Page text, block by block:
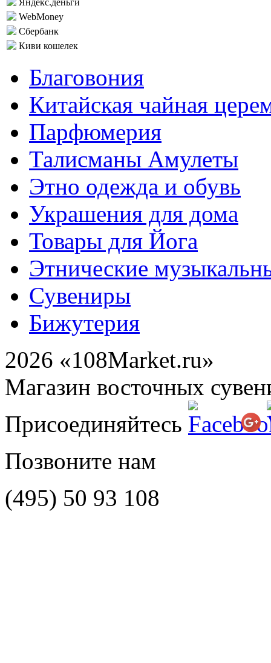
WebMoney
Сбербанк
Киви кошелек
Благовония
Китайская чайная
Парфюмерия
Талисманы Амулеты
Этно одежда и обувь
Украшения для дома
Товары для Йога
Этнические
Сувениры
Бижутерия
2026 «108Market.ru»
Магазин восточных
Присоединяйтесь
Позвоните нам
(495) 50 93 108